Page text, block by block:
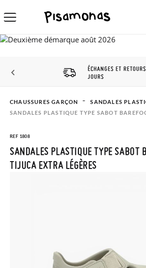
ÉCHANGES ET
JOURS
CHAUSSURES GARÇON
SANDALES
SANDALES PLASTIQUE TYPE SABOT
REF 1808
SANDALES PLASTIQUE TYPE SABOT
TIJUCA EXTRA LÉGÈRES